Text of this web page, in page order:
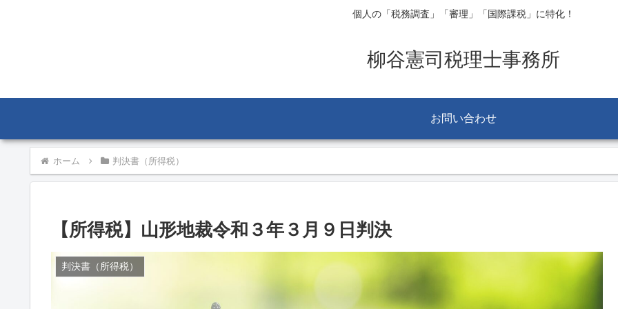
個人の「税務調査」「審理」「国際課税」に特化！
柳谷憲司税理士事務所
お問い合わせ
ホーム 判決書（所得税）
【所得税】山形地裁令和３年３月９日判決
判決書（所得税）